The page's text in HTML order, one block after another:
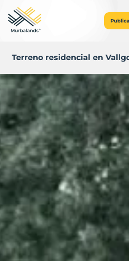
Terreno residencial en